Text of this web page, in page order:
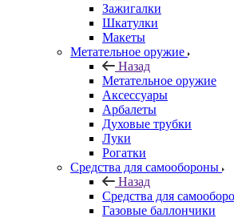
Зажигалки
Шкатулки
Макеты
Метательное оружие
Назад
Метательное оружие
Аксессуары
Арбалеты
Духовые трубки
Луки
Рогатки
Средства для самообороны
Назад
Средства для
Газовые баллончики